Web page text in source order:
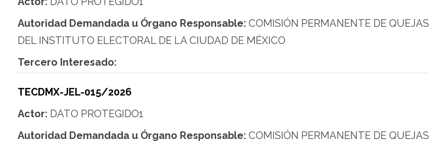
Autoridad Demandada u Órgano Responsable: COMISIÓN PERMANENTE DE QUEJAS
DEL INSTITUTO ELECTORAL DE LA CIUDAD DE MÉXICO
Tercero Interesado:
TECDMX-JEL-015/2026
Actor: DATO PROTEGIDO1
Autoridad Demandada u Órgano Responsable: COMISIÓN PERMANENTE DE QUEJAS